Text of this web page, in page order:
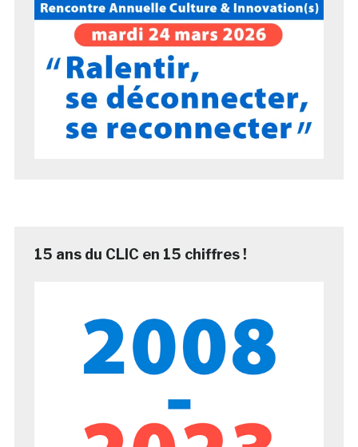
15 ans du CLIC en 15 chiffres !